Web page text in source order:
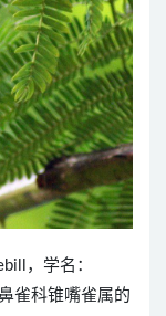
，学名：
雀科锥嘴雀属的